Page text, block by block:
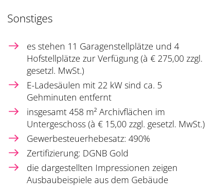
Sonstiges
es stehen 11 Garagenstellplätze und 4
Hofstellplätze zur Verfügung (à € 275,00 zzgl.
gesetzl. MwSt.)
E-Ladesäulen mit 22 kW sind ca. 5
Gehminuten entfernt
insgesamt 458 m² Archivflächen im
Untergeschoss (à € 15,00 zzgl. gesetzl. MwSt.)
Gewerbesteuerhebesatz: 490%
Zertifizierung: DGNB Gold
die dargestellten Impressionen zeigen
Ausbaubeispiele aus dem Gebäude